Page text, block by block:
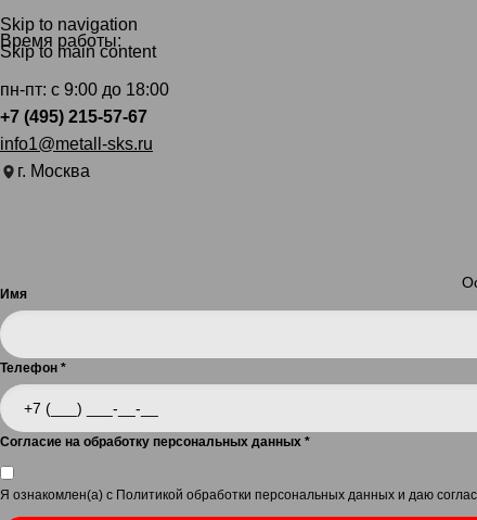
Skip to navigation
Skip to main content
Время работы:
пн-пт: с 9:00 до 18:00
+7 (495) 215-57-67
info1@metall-sks.ru
г. Москва
Имя
Телефон *
Согласие на обработку персональных данных *
Я ознакомлен(а) с Политикой обработки персональных данных и даю